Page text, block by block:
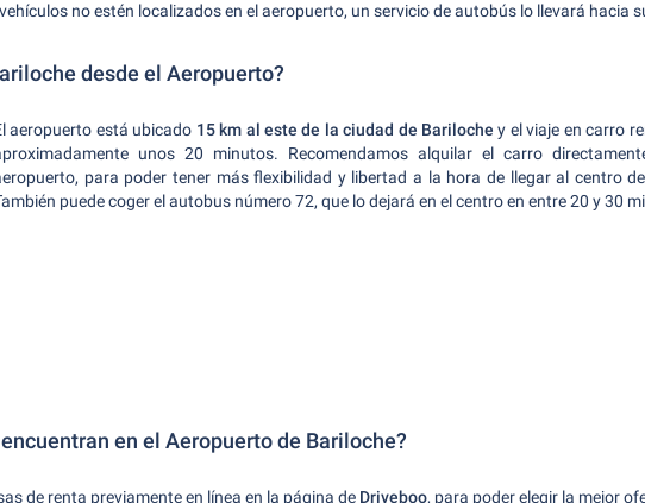
no estén localizados en el aeropuerto, un servicio de autobús lo llevará hacia
desde el Aeropuerto?
aeropuerto está ubicado 15 km al este de la ciudad de Bariloche y el viaje en carro
unos 20 minutos. Recomendamos alquilar el carro
para poder tener más flexibilidad y libertad a la hora de llegar al centro
puede coger el autobus número 72, que lo dejará en el centro en entre 20 y 30
en el Aeropuerto de Bariloche?
de renta previamente en línea en la página de Driveboo, para poder elegir la mejor